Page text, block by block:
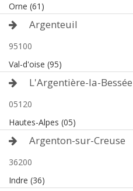
Orne (61)
Argenteuil
95100
Val-d'oise (95)
L'Argentière-la-Bessée
05120
Hautes-Alpes (05)
Argenton-sur-Creuse
36200
Indre (36)